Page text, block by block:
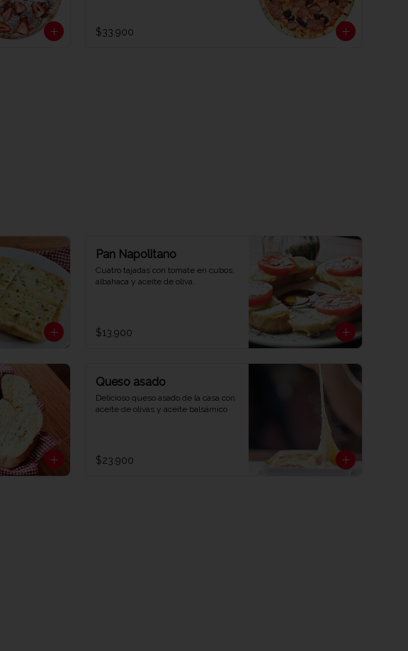
$33.900
Pan Napolitano
Cuatro tajadas con tomate en cubos,
albahaca y aceite de oliva.
$13.900
Queso asado
Delicioso queso asado de la casa con
aceite de olivas y aceite balsámico
$23.900